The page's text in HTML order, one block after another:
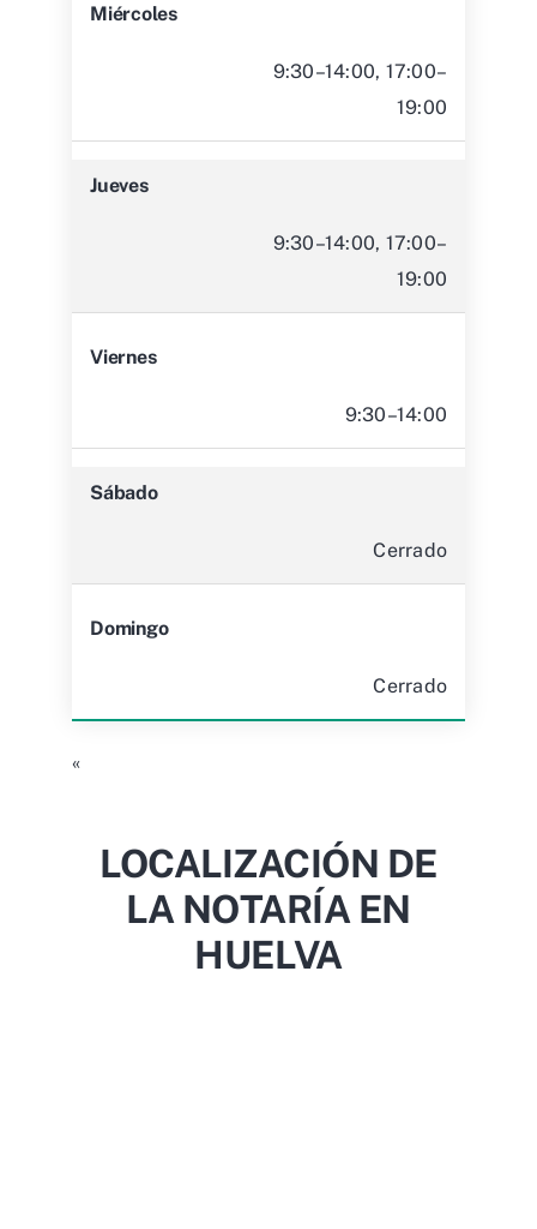
Miércoles
9:30–14:00, 17:00–
19:00
Jueves
9:30–14:00, 17:00–
19:00
Viernes
9:30–14:00
Sábado
Cerrado
Domingo
Cerrado
«
LOCALIZACIÓN DE
LA NOTARÍA EN
HUELVA